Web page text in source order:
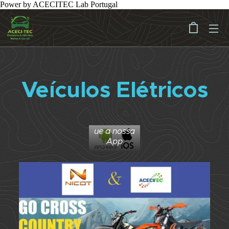
Power by ACECITEC Lab Portugal
Veículos Elétricos
Descarreg
ue a nossa
App